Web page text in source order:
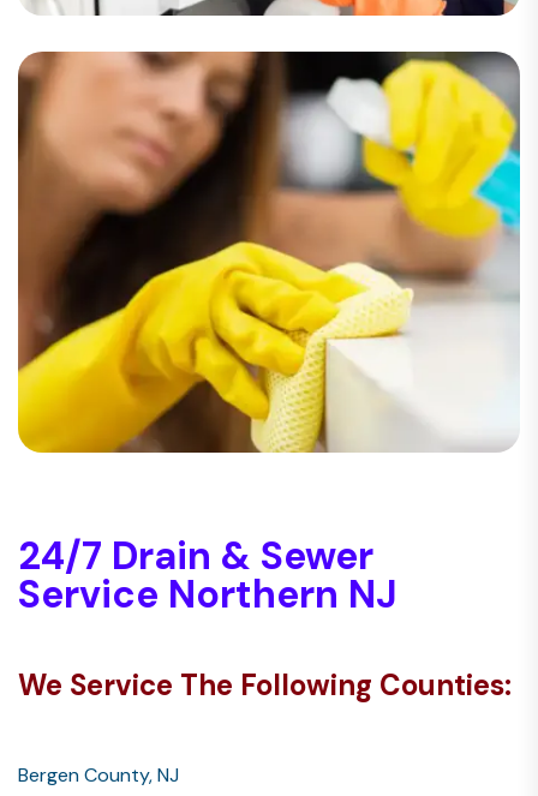
24/7 Drain & Sewer
Service Northern NJ
We Service The Following Counties:
Bergen County, NJ